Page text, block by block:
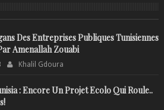
Des Entreprises Publiques Tunisiennes
Amenallah Zouabi
Khalil Gdoura
: Encore Un Projet Ecolo Qui Roule..